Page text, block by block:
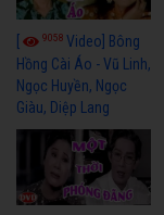
9058 Video] Bông
Hồng Cài Áo - Vũ Linh,
Ngọc Huyền, Ngọc
Giàu, Diệp Lang